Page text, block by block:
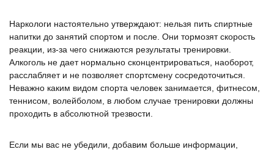
Наркологи настоятельно утверждают: нельзя пить спиртные
напитки до занятий спортом и после. Они тормозят скорость
реакции, из-за чего снижаются результаты тренировки.
Алкоголь не дает нормально сконцентрироваться, наоборот,
расслабляет и не позволяет спортсмену сосредоточиться.
Неважно каким видом спорта человек занимается, фитнесом,
теннисом, волейболом, в любом случае тренировки должны
проходить в абсолютной трезвости.
Если мы вас не убедили, добавим больше информации,